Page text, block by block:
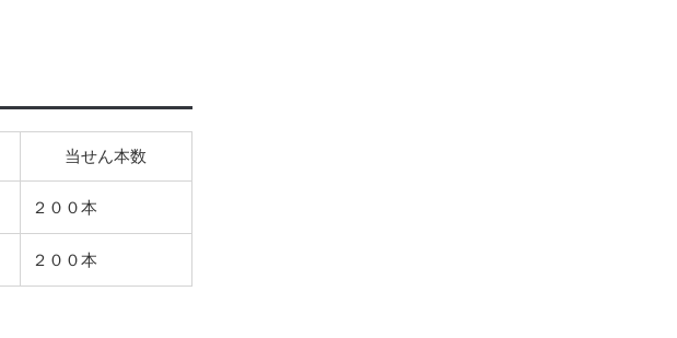
当せん本数
２００本
２００本